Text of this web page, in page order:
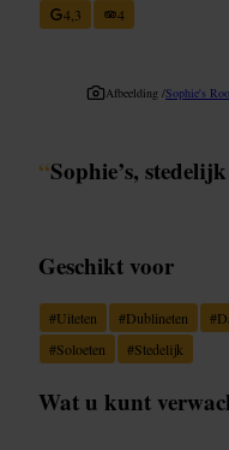
4,3
4
Afbeelding /Sophie's
“Sophie’s,
Geschikt voor
#Uiteten #Dublineten #
#Soloeten #Stedelijk
Wat u kunt